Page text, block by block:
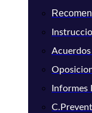
Informes